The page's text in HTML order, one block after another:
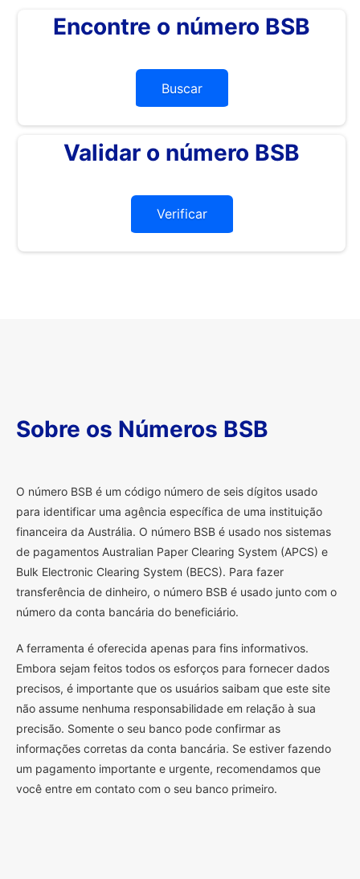
Encontre o número BSB
Buscar
Validar o número BSB
Verificar
Sobre os Números BSB
O número BSB é um código número de seis dígitos usado
para identificar uma agência específica de uma instituição
financeira da Austrália. O número BSB é usado nos sistemas
de pagamentos Australian Paper Clearing System (APCS) e
Bulk Electronic Clearing System (BECS). Para fazer
transferência de dinheiro, o número BSB é usado junto com o
número da conta bancária do beneficiário.
A ferramenta é oferecida apenas para fins informativos.
Embora sejam feitos todos os esforços para fornecer dados
precisos, é importante que os usuários saibam que este site
não assume nenhuma responsabilidade em relação à sua
precisão. Somente o seu banco pode confirmar as
informações corretas da conta bancária. Se estiver fazendo
um pagamento importante e urgente, recomendamos que
você entre em contato com o seu banco primeiro.